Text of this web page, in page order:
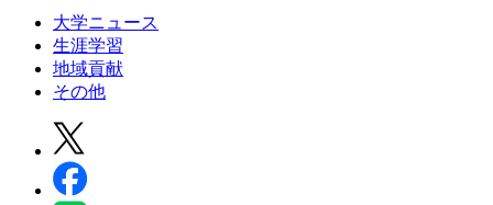
大学ニュース
生涯学習
地域貢献
その他